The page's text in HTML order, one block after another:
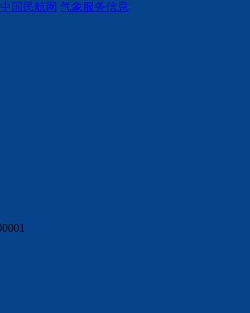
中国民航网 气象服务信息